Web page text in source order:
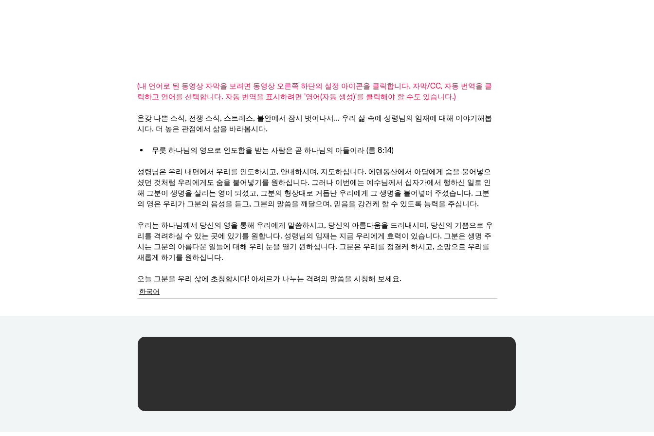
(내 언어로 된 동영상 자막을 보려면 동영상 오른쪽 하단의 설정 아이콘을 클릭합니다. 자막/CC, 자동 번역을 클
릭하고 언어를 선택합니다. 자동 번역을 표시하려면 '영어(자동 생성)'를 클릭해야 할 수도 있습니다.)
온갖 나쁜 소식, 전쟁 소식, 스트레스, 불안에서 잠시 벗어나서… 우리 삶 속에 성령님의 임재에 대해 이야기해봅
시다. 더 높은 관점에서 삶을 바라봅시다.
무릇 하나님의 영으로 인도함을 받는 사람은 곧 하나님의 아들이라 (롬 8:14)
성령님은 우리 내면에서 우리를 인도하시고, 안내하시며, 지도하십니다. 에덴동산에서 아담에게 숨을 불어넣으
셨던 것처럼 우리에게도 숨을 불어넣기를 원하십니다. 그러나 이번에는 예수님께서 십자가에서 행하신 일로 인
해 그분이 생명을 살리는 영이 되셨고, 그분의 형상대로 거듭난 우리에게 그 생명을 불어넣어 주셨습니다. 그분
의 영은 우리가 그분의 음성을 듣고, 그분의 말씀을 깨달으며, 믿음을 강건케 할 수 있도록 능력을 주십니다.
우리는 하나님께서 당신의 영을 통해 우리에게 말씀하시고, 당신의 아름다움을 드러내시며, 당신의 기쁨으로 우
리를 격려하실 수 있는 곳에 있기를 원합니다. 성령님의 임재는 지금 우리에게 효력이 있습니다. 그분은 생명 주
시는 그분의 아름다운 일들에 대해 우리 눈을 열기 원하십니다. 그분은 우리를 정결케 하시고, 소망으로 우리를
새롭게 하기를 원하십니다.
오늘 그분을 우리 삶에 초청합시다! 아셰르가 나누는 격려의 말씀을 시청해 보세요.
한국어